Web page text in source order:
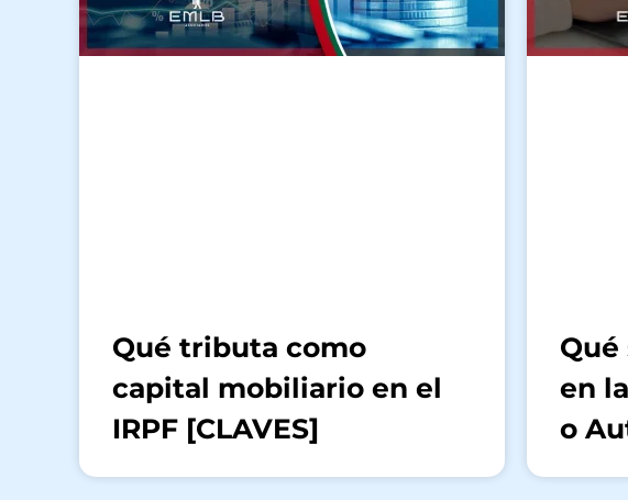
Qué tributa como
capital mobiliario en el
IRPF [CLAVES]
Qué
en
o